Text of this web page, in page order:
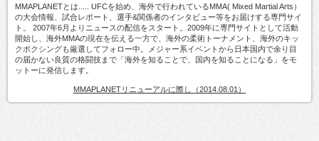
MMAPLANETとは..... UFCを始め、海外で行われているMMA( Mixed Martial Arts）
の大会情報、試合レポート、選手&関係者のインタビュー等をお届けする専門サイ
ト。 2007年6月よりニュースの配信をスタート。2009年に専門サイトとして活動
開始し、海外MMAの現在を伝える一方で、海外の柔術トーナメント、海外のキッ
クボクシングも厳選してフォロー中。メジャー系イベントから日本国内で余り目
の届かない良質の格闘技まで「海外を知ることで、国内を知ることになる」をモ
ットーに発信します。
MMAPLANETリニューアルに際し（2014.08.01）